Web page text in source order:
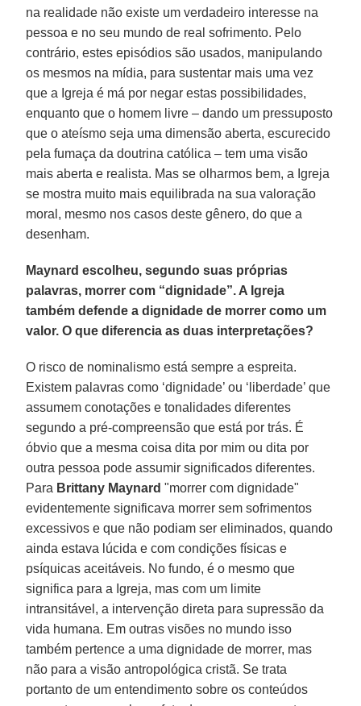
na realidade não existe um verdadeiro interesse na
pessoa e no seu mundo de real sofrimento. Pelo
contrário, estes episódios são usados, manipulando
os mesmos na mídia, para sustentar mais uma vez
que a Igreja é má por negar estas possibilidades,
enquanto que o homem livre – dando um pressuposto
que o ateísmo seja uma dimensão aberta, escurecido
pela fumaça da doutrina católica – tem uma visão
mais aberta e realista. Mas se olharmos bem, a Igreja
se mostra muito mais equilibrada na sua valoração
moral, mesmo nos casos deste gênero, do que a
desenham.
Maynard escolheu, segundo suas próprias
palavras, morrer com “dignidade”. A Igreja
também defende a dignidade de morrer como um
valor. O que diferencia as duas interpretações?
O risco de nominalismo está sempre a espreita.
Existem palavras como ‘dignidade’ ou ‘liberdade’ que
assumem conotações e tonalidades diferentes
segundo a pré-compreensão que está por trás. É
óbvio que a mesma coisa dita por mim ou dita por
outra pessoa pode assumir significados diferentes.
Para Brittany Maynard "morrer com dignidade"
evidentemente significava morrer sem sofrimentos
excessivos e que não podiam ser eliminados, quando
ainda estava lúcida e com condições físicas e
psíquicas aceitáveis. No fundo, é o mesmo que
significa para a Igreja, mas com um limite
intransitável, a intervenção direta para supressão da
vida humana. Em outras visões no mundo isso
também pertence a uma dignidade de morrer, mas
não para a visão antropológica cristã. Se trata
portanto de um entendimento sobre os conteúdos